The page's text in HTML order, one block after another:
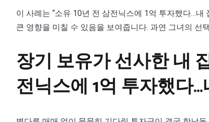
이 사례는 “소유 10년 전 삼전닉스에 1억 투자했다…
큰 영향을 미칠 수 있음을 보여줍니다. 과연 그녀의 선
장기 보유가 선사한 내
전닉스에 1억 투자했다